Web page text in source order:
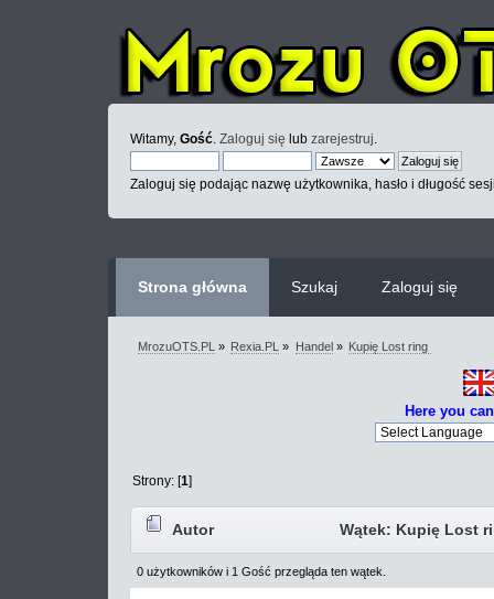
Witamy, Gość Zaloguj się lub zarejestruj
Zaloguj się podając nazwę użytkownika, hasło i długość
Strona główna Szukaj Zaloguj się
MrozuOTS.PL » Rexia.PL » Handel» Kupię Lost ring
Here you
Strony: [1]
Autor Wątek: Kupię Lost
0 użytkowników i 1 Gość przegląda ten wątek.